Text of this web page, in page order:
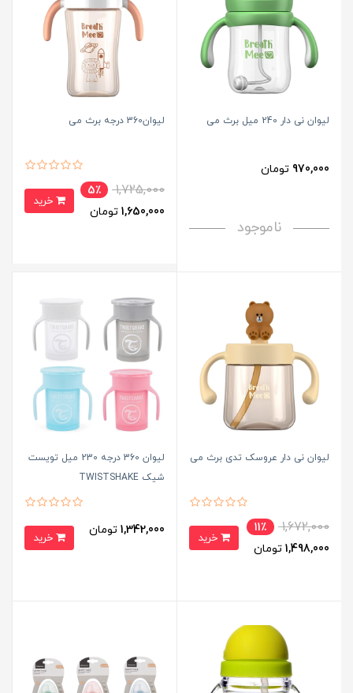
لیوان نی دار 240 میل برث می
970,000 تومان
ناموجود
لیوان360 درجه برث می
1,725,000
5٪
1,650,000 تومان
لیوان نی دار عروسک تدی برث می
1,672,000
11٪
1,498,000 تومان
لیوان 360 درجه 230 میل تویست
شیک TWISTSHAKE
1,342,000 تومان